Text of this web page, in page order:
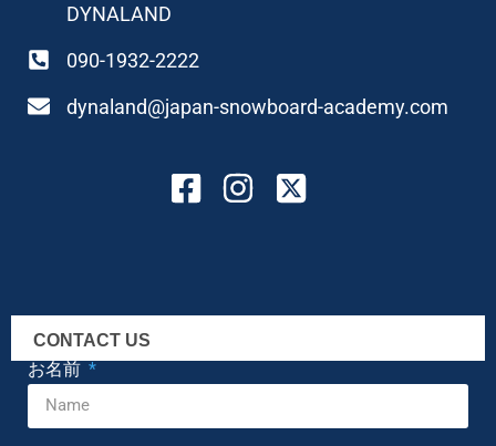
DYNALAND
090-1932-2222
dynaland@japan-snowboard-academy.com
CONTACT US
お名前